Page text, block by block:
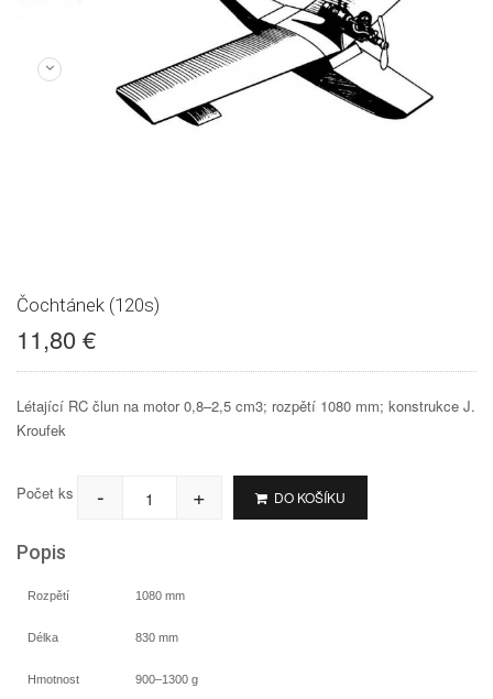
Čochtánek (120s)
11,80 €
Létající RC člun na motor 0,8–2,5 cm3; rozpětí 1080 mm; konstrukce J.
Kroufek
Počet ks - + DO KOŠÍKU
Popis
Rozpětí 1080 mm
Délka 830 mm
Hmotnost 900–1300 g